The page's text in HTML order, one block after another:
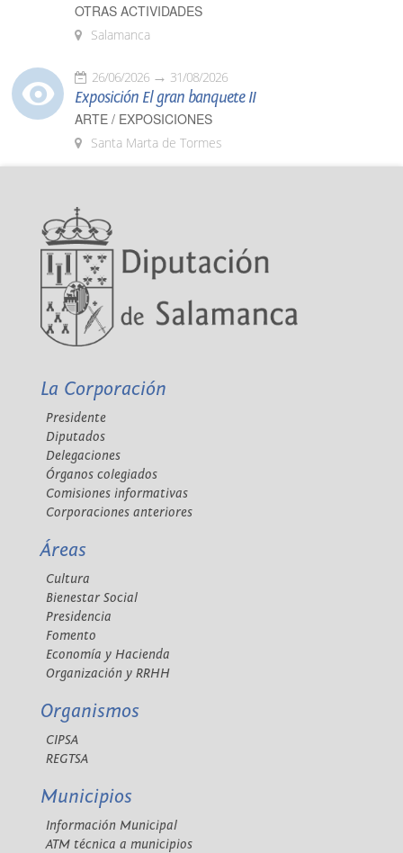
OTRAS ACTIVIDADES
Salamanca
26/06/2026 31/08/2026
Exposición El gran banquete II
ARTE / EXPOSICIONES
Santa Marta de Tormes
La Corporación
Presidente
Diputados
Delegaciones
Órganos colegiados
Comisiones informativas
Corporaciones anteriores
Áreas
Cultura
Bienestar Social
Presidencia
Fomento
Economía y Hacienda
Organización y RRHH
Organismos
CIPSA
REGTSA
Municipios
Información Municipal
ATM técnica a municipios